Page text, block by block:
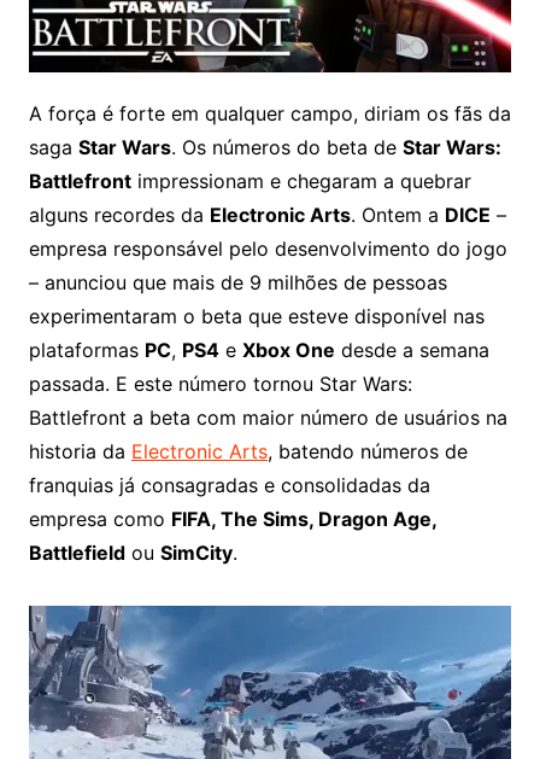
A força é forte em qualquer campo, diriam os fãs da
saga Star Wars. Os números do beta de Star Wars:
Battlefrontimpressionam e chegaram a quebrar
alguns recordes da Electronic Arts. Ontem a DICE –
empresa responsável pelo desenvolvimento do jogo
– anunciou que mais de 9 milhões de pessoas
experimentaram o beta que esteve disponível nas
plataformas PC, PS4e Xbox One desde a semana
passada. E este número tornou Star Wars:
Battlefront a beta com maior número de usuários na
historia da Electronic Arts, batendo números de
franquias já consagradas e consolidadas da
empresa como FIFA, The Sims, Dragon Age,
Battlefieldou SimCity.